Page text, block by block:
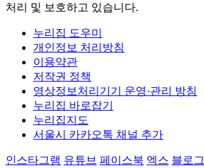
처리 및 보호하고 있습니다.
누리집 도우미
개인정보 처리방침
이용약관
저작권 정책
영상정보처리기기 운영·관리 방침
누리집 바로잡기
누리집지도
서울시 카카오톡 채널 추가
인스타그램 유튜브 페이스북 엑스 블로그